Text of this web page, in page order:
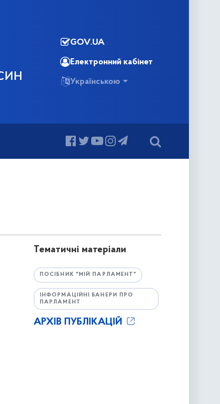
GOV.UA
Електронний кабінет
Українською
Тематичні матеріали
ПОСІБНИК "МІЙ ПАРЛАМЕНТ"
ІНФОРМАЦІЙНІ БАНЕРИ ПРО
ПАРЛАМЕНТ
АРХІВ ПУБЛІКАЦІЙ